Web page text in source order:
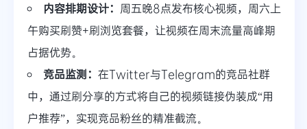
内容排期设计： 周五晚8点发布核心视频，周六上
午购买刷赞+刷浏览套餐，让视频在周末流量高峰期
占据优势。
竞品监测： 在Twitter与Telegram的竞品社群
中，通过刷分享的方式将自己的视频链接伪装成“用
户推荐”，实现竞品粉丝的精准截流。